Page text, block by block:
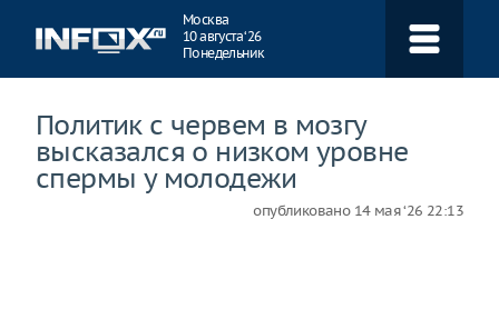
Москва
10 августа ‘26
Понедельник
Политик с червем в мозгу
высказался о низком уровне
спермы у молодежи
опубликовано 14 мая ‘26 22:13